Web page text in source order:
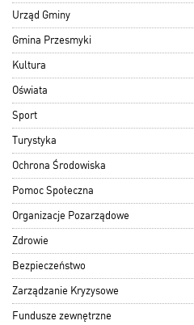
Urząd Gminy
Gmina Przesmyki
Kultura
Oświata
Sport
Turystyka
Ochrona Środowiska
Pomoc Społeczna
Organizacje Pozarządowe
Zdrowie
Bezpieczeństwo
Zarządzanie Kryzysowe
Fundusze zewnętrzne